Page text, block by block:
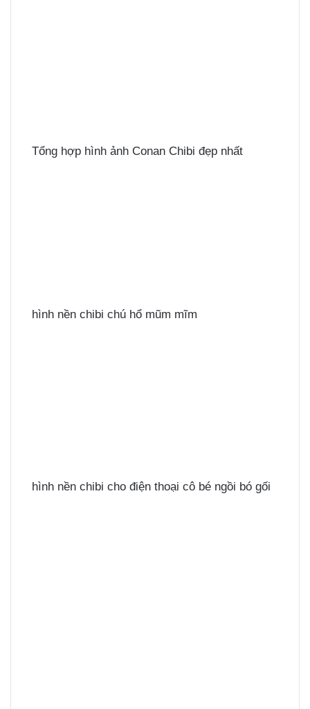
Tổng hợp hình ảnh Conan Chibi đẹp nhất
hình nền chibi chú hổ mũm mĩm
hình nền chibi cho điện thoại cô bé ngồi bó gối